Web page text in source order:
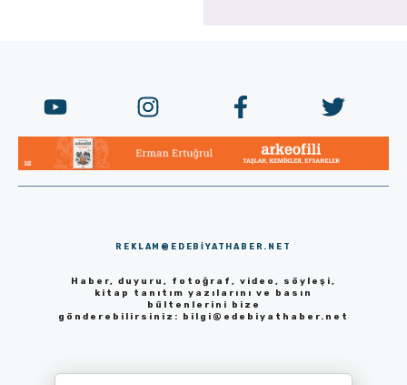
REKLAM@EDEBIYATHABER.NET
Haber, duyuru, fotoğraf, video, söyleşi,
kitap tanıtım yazılarını ve basın
bültenlerini bize
gönderebilirsiniz: bilgi@edebiyathaber.net